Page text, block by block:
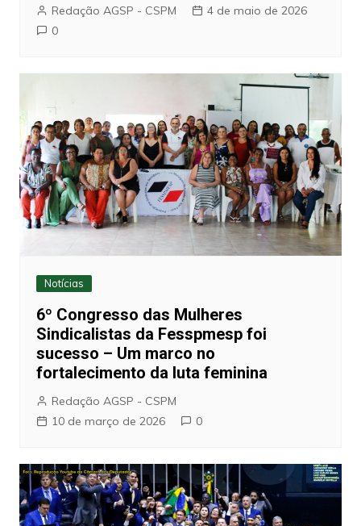
Redação AGSP - CSPM
4 de maio de 2026
0
Notícias
6º Congresso das Mulheres
Sindicalistas da Fesspmesp foi
sucesso – Um marco no
fortalecimento da luta feminina
Redação AGSP - CSPM
10 de março de 2026
0